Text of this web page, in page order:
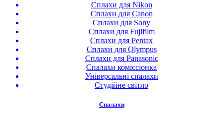
Сплахи для Nikon
Сплахи для Canon
Сплахи для Sony
Сплахи для Fujifilm
Сплахи для Pentax
Сплахи для Olympus
Сплахи для Panasonic
Спалахи коміссіонка
Універсальні спалахи
Студійне світло
Спалахи